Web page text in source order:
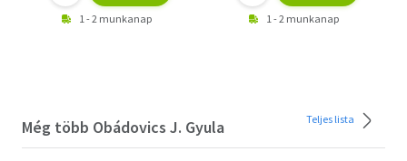
1 - 2 munkanap 1 - 2 munkanap
Még több Obádovics J. Gyula Teljes lista